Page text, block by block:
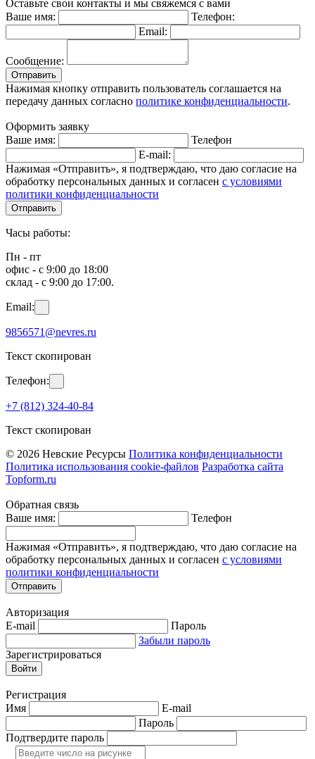
Оставьте свои контакты и мы свяжемся с вами
Ваше имя:
Телефон:
Email:
Сообщение:
Отправить
Нажимая кнопку отправить пользователь соглашается на
передачу данных согласно политике конфиденциальности.
Оформить заявку
Ваше имя:
Телефон
E-mail:
Нажимая «Отправить», я подтверждаю, что даю согласие на
обработку персональных данных и согласен с условиями
политики конфиденциальности
Отправить
Часы работы:
Пн - пт
офис - с 9:00 до 18:00
склад - с 9:00 до 17:00.
Email:
9856571@nevres.ru
Текст скопирован
Телефон:
+7 (812) 324-40-84
Текст скопирован
© 2026 Невские Ресурсы Политика конфиденциальности
Политика использования cookie-файлов Разработка сайта
Topform.ru
Обратная связь
Ваше имя:
Телефон
Нажимая «Отправить», я подтверждаю, что даю согласие на
обработку персональных данных и согласен с условиями
политики конфиденциальности
Отправить
Авторизация
E-mail
Пароль
Забыли пароль
Зарегистрироваться
Войти
Регистрация
Имя
E-mail
Пароль
Подтвердите пароль